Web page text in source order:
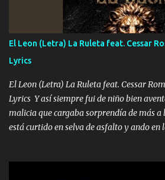
ahí está el Hombre Cuarenta y también
cualquier problema no más es cuestión
FALTA UN HERMANO DE CLAVE ERA EL
HOMBRE VALIENTE POR ALGO M'URIÓ
VIO POR LA FAMILIA PARA QUE SIGA EL
los HERMANOS un cerebro inteligente y
El Leon (Letra) La Ruleta feat. Cessar
Lyrics
El Leon (Letra) La Ruleta feat. Cessar
Lyrics Y así siempre fui de niño bien
malicia que cargaba sorprendía de más a
está curtido en selva de asfalto y ando en